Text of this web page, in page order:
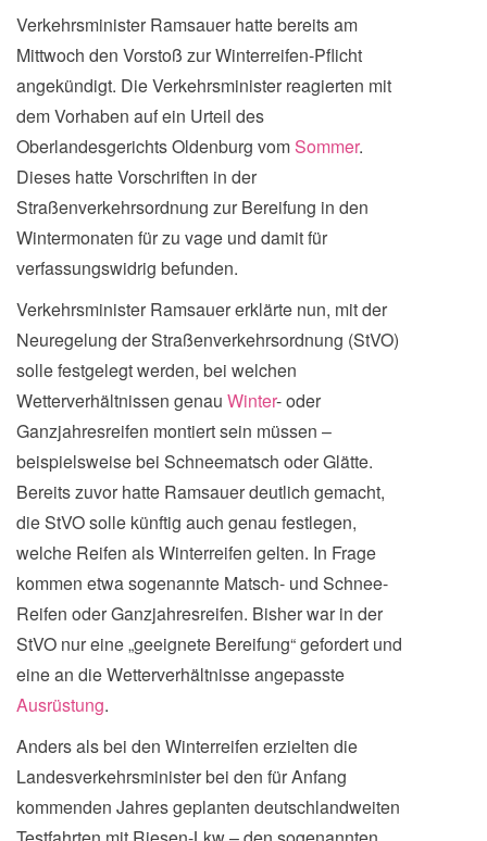
Verkehrsminister Ramsauer hatte bereits am
Mittwoch den Vorstoß zur Winterreifen-Pflicht
angekündigt. Die Verkehrsminister reagierten mit
dem Vorhaben auf ein Urteil des
Oberlandesgerichts Oldenburg vomSommer.
Dieses hatte Vorschriften in der
Straßenverkehrsordnung zur Bereifung in den
Wintermonaten für zu vage und damit für
verfassungswidrig befunden.
Verkehrsminister Ramsauer erklärte nun, mit der
Neuregelung der Straßenverkehrsordnung (StVO)
solle festgelegt werden, bei welchen
Wetterverhältnissen genau Winter- oder
Ganzjahresreifen montiert sein müssen –
beispielsweise bei Schneematsch oder Glätte.
Bereits zuvor hatte Ramsauer deutlich gemacht,
die StVO solle künftig auch genau festlegen,
welche Reifen als Winterreifen gelten. In Frage
kommen etwa sogenannte Matsch- und Schnee-
Reifen oder Ganzjahresreifen. Bisher war in der
StVO nur eine „geeignete Bereifung“ gefordert und
eine an die Wetterverhältnisse angepasste
Ausrüstung.
Anders als bei den Winterreifen erzielten die
Landesverkehrsminister bei den für Anfang
kommenden Jahres geplanten deutschlandweiten